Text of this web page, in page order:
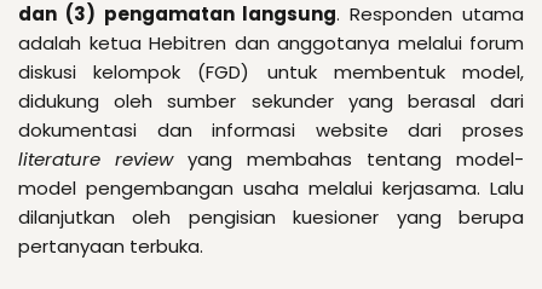
dan (3) pengamatan langsung. Responden utama
adalah ketua Hebitren dan anggotanya melalui forum
diskusi kelompok (FGD) untuk membentuk model,
didukung oleh sumber sekunder yang berasal dari
dokumentasi dan informasi website dari proses
literature reviewyang membahas tentang model-
model pengembangan usaha melalui kerjasama. Lalu
dilanjutkan oleh pengisian kuesioner yang berupa
pertanyaan terbuka.